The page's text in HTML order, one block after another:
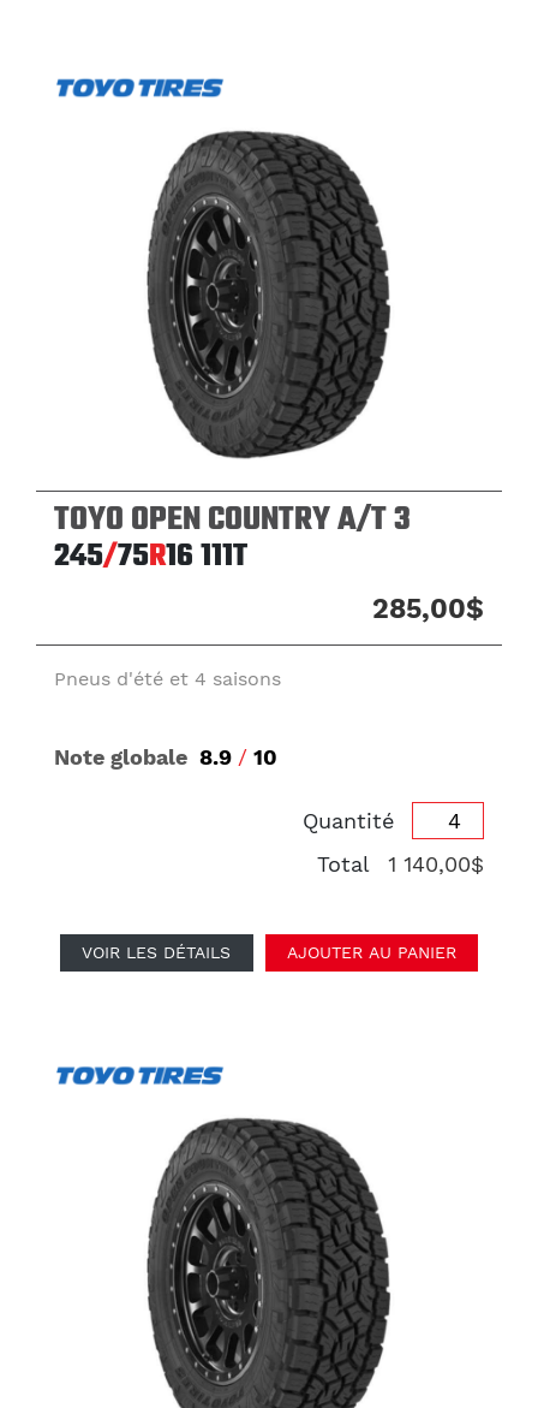
TOYO OPEN COUNTRY A/T 3
245/75R16111T
285,00$
Pneus d'été et 4 saisons
Note globale 8.9 / 10
Quantité
Total
1 140,00$
VOIR LES DÉTAILS AJOUTER AU PANIER